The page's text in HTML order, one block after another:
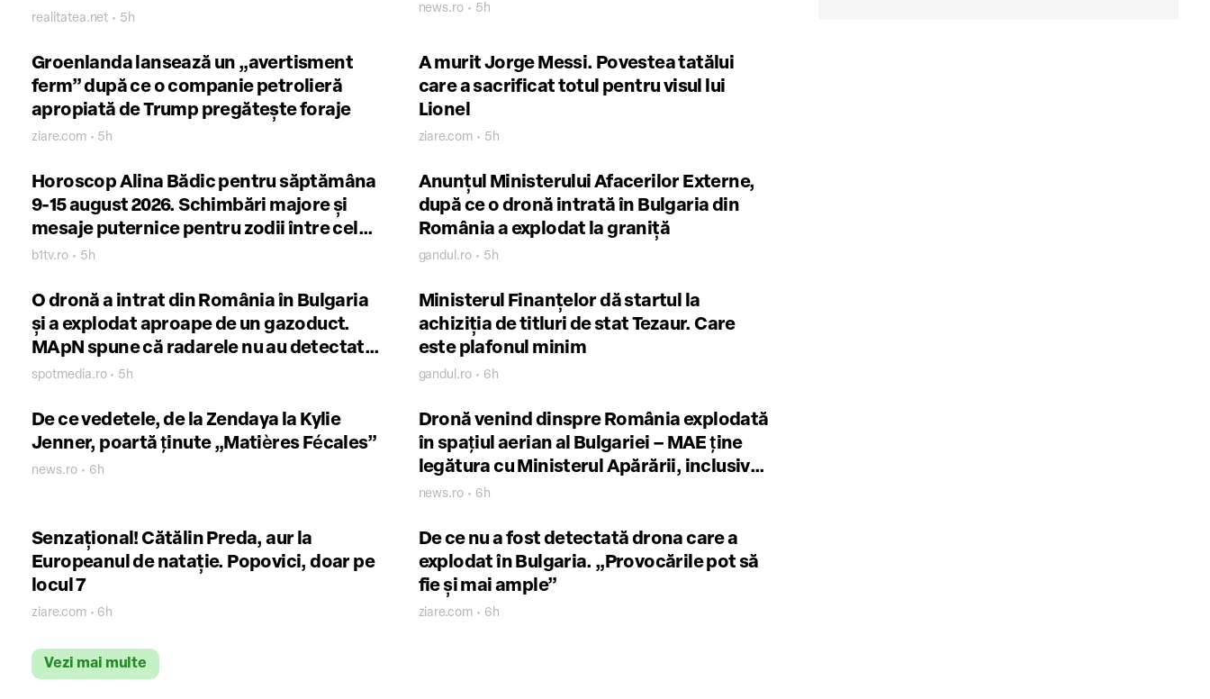
realitatea.net • 5h
news.ro • 5h
Groenlanda lansează un „avertisment
ferm” după ce o companie petrolieră
apropiată de Trump pregătește foraje
ziare.com • 5h
A murit Jorge Messi. Povestea tatălui
care a sacrificat totul pentru visul lui
Lionel
ziare.com • 5h
Horoscop Alina Bădic pentru săptămâna
9-15 august 2026. Schimbări majore și
mesaje puternice pentru zodii între cele
două eclipse
b1tv.ro • 5h
Anunțul Ministerului Afacerilor Externe,
după ce o dronă intrată în Bulgaria din
România a explodat la graniță
gandul.ro • 5h
O dronă a intrat din România în Bulgaria
și a explodat aproape de un gazoduct.
MApN spune că radarele nu au detectat
nimic UPDATE Ministerul Apărării de la
spotmedia.ro • 5h
Ministerul Finanțelor dă startul la
achiziția de titluri de stat Tezaur. Care
este plafonul minim
gandul.ro • 6h
De ce vedetele, de la Zendaya la Kylie
Jenner, poartă ţinute „Matières Fécales”
news.ro • 6h
Dronă venind dinspre România explodată
în spaţiul aerian al Bulgariei – MAE ţine
legătura cu Ministerul Apărării, inclusiv
pentru aspecte care privesc informarea
ofere asistenţă Bulgariei
news.ro • 6h
Senzațional! Cătălin Preda, aur la
Europeanul de natație. Popovici, doar pe
locul 7
ziare.com • 6h
De ce nu a fost detectată drona care a
explodat în Bulgaria. „Provocările pot să
fie și mai ample”
ziare.com • 6h
Vezi mai multe